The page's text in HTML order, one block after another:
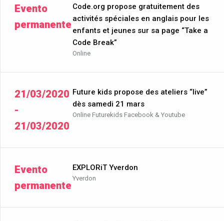
Evento
permanente
Code.org propose gratuitement des
activités spéciales en anglais pour les
enfants et jeunes sur sa page “Take a
Code Break”
Online
21/03/2020
-
21/03/2020
Future kids propose des ateliers “live”
dès samedi 21 mars
Online Futurekids Facebook & Youtube
Evento
permanente
EXPLORiT Yverdon
Yverdon